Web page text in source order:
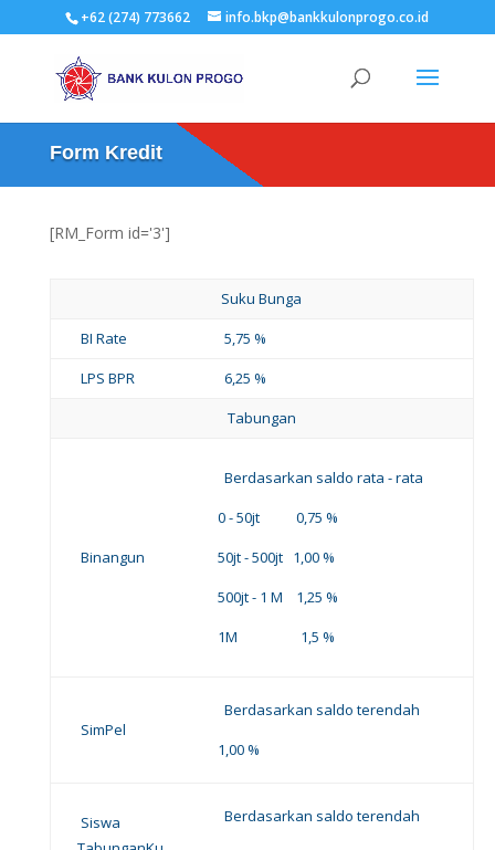
+62 (274) 773662 info.bkp@bankkulonprogo.co.id
Form Kredit
[RM_Form id='3']
Suku Bunga
BI Rate
5,75 %
LPS BPR
6,25 %
Tabungan
Binangun
Berdasarkan saldo rata - rata
0 - 50jt 0,75 %
50jt - 500jt 1,00 %
500jt - 1 M 1,25 %
1M 1,5 %
SimPel
Berdasarkan saldo terendah
1,00 %
Siswa
Berdasarkan saldo terendah